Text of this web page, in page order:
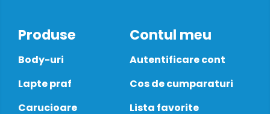
Produse
Body-uri
Lapte praf
Carucioare
Contul meu
Autentificare cont
Cos de cumparaturi
Lista favorite